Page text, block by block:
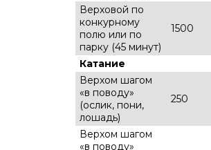
Верховой по
конкурному
полю или по
парку (45 минут)
1500
Катание
Верхом шагом
«в поводу»
(ослик, пони,
лошадь)
250
Верхом шагом
«в поводу»